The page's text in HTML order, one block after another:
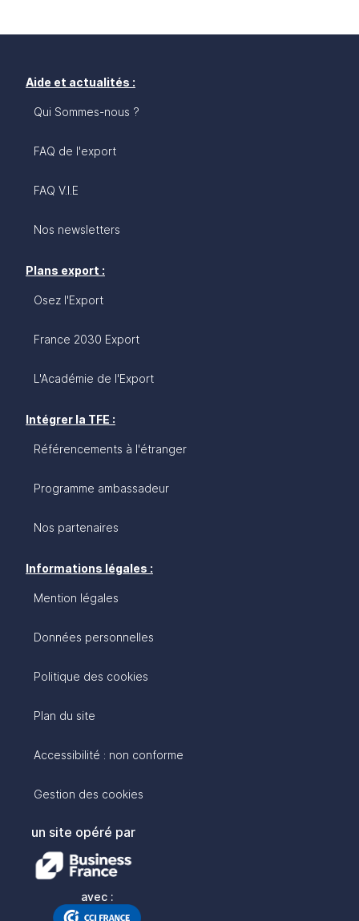
Aide et actualités :
Qui Sommes-nous ?
FAQ de l'export
FAQ V.I.E
Nos newsletters
Plans export :
Osez l'Export
France 2030 Export
L'Académie de l'Export
Intégrer la TFE :
Référencements à l'étranger
Programme ambassadeur
Nos partenaires
Informations légales :
Mention légales
Données personnelles
Politique des cookies
Plan du site
Accessibilité : non conforme
Gestion des cookies
un site opéré par
avec :